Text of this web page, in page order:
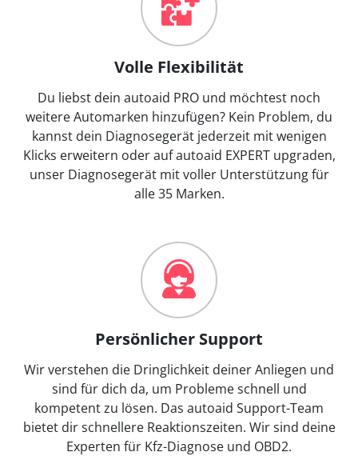
Volle Flexibilität
Du liebst dein autoaid PRO und möchtest noch
weitere Automarken hinzufügen? Kein Problem, du
kannst dein Diagnosegerät jederzeit mit wenigen
Klicks erweitern oder auf autoaid EXPERT upgraden,
unser Diagnosegerät mit voller Unterstützung für
alle 35 Marken.
Persönlicher Support
Wir verstehen die Dringlichkeit deiner Anliegen und
sind für dich da, um Probleme schnell und
kompetent zu lösen. Das autoaid Support-Team
bietet dir schnellere Reaktionszeiten. Wir sind deine
Experten für Kfz-Diagnose und OBD2.